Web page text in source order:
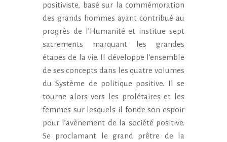
positiviste, basé sur la commémoration
des grands hommes ayant contribué au
progrès de l’Humanité et institue sept
sacrements marquant les grandes
étapes de la vie. Il développe l’ensemble
de ses concepts dans les quatre volumes
du Système de politique positive. Il se
tourne alors vers les prolétaires et les
femmes sur lesquels il fonde son espoir
pour l’avènement de la société positive.
Se proclamant le grand prêtre de la